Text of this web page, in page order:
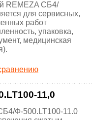
REMEZA СБ4/
для сервисных,
работ
упаковка,
медицинская
11,0
Ф-500.LT100-11.0